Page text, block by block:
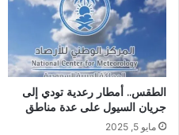
الطقس.. أمطار رعدية تودي إلى
جريان السيول على عدة مناطق
مايو 5, 2025